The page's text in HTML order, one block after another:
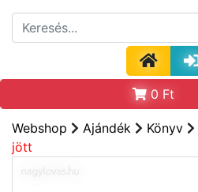
0 Ft
Webshop Ajándék Könyv
jött